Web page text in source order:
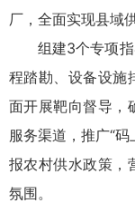
厂，全面实现县域
组建3个专项
程踏勘、设备设施
面开展靶向督导，
服务渠道，推广“
报农村供水政策，
氛围。